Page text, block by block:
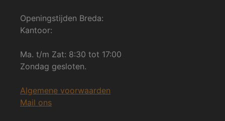
Openingstijden Breda:
Kantoor:
Ma. t/m Zat: 8:30 tot 17:00
Zondag gesloten.
Algemene voorwaarden
Mail ons